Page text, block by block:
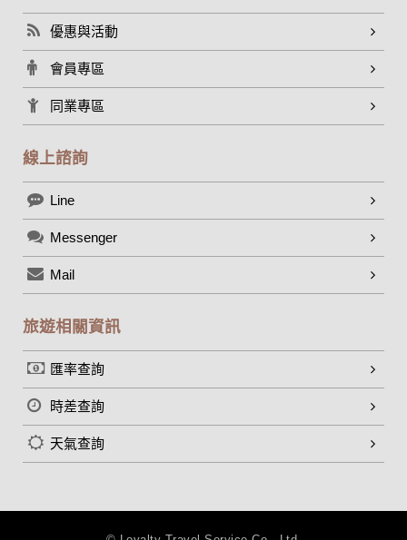
優惠與活動
會員專區
同業專區
線上諮詢
Line
Messenger
Mail
旅遊相關資訊
匯率查詢
時差查詢
天氣查詢